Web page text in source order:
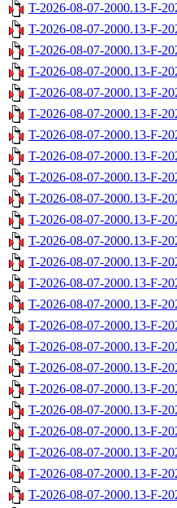
T-2026-08-07-2000.13-F-
T-2026-08-07-2000.13-F-
T-2026-08-07-2000.13-F-
T-2026-08-07-2000.13-F-
T-2026-08-07-2000.13-F-
T-2026-08-07-2000.13-F-
T-2026-08-07-2000.13-F-
T-2026-08-07-2000.13-F-
T-2026-08-07-2000.13-F-
T-2026-08-07-2000.13-F-
T-2026-08-07-2000.13-F-
T-2026-08-07-2000.13-F-
T-2026-08-07-2000.13-F-
T-2026-08-07-2000.13-F-
T-2026-08-07-2000.13-F-
T-2026-08-07-2000.13-F-
T-2026-08-07-2000.13-F-
T-2026-08-07-2000.13-F-
T-2026-08-07-2000.13-F-
T-2026-08-07-2000.13-F-
T-2026-08-07-2000.13-F-
T-2026-08-07-2000.13-F-
T-2026-08-07-2000.13-F-
T-2026-08-07-2000.13-F-